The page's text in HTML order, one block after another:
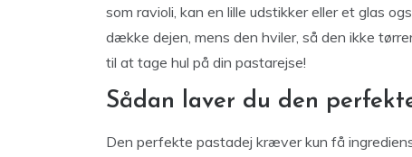
som ravioli, kan en lille udstikker eller et glas
dække dejen, mens den hviler, så den ikke
til at tage hul på din pastarejse!
Sådan laver du den
Den perfekte pastadej kræver kun få